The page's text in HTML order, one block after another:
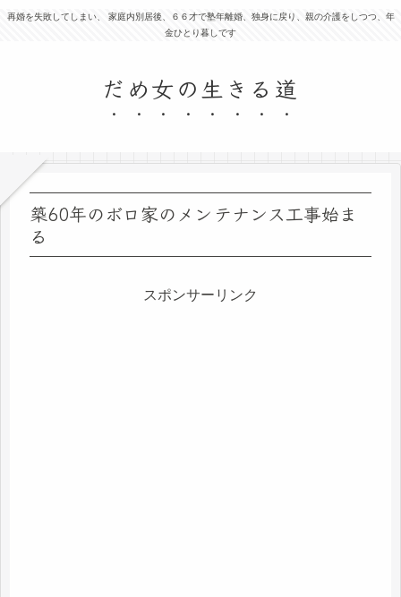
再婚を失敗してしまい、 家庭内別居後、６６才で塾年離婚、独身に戻り、親の介護をしつつ、年
金ひとり暮しです
だめ女の生きる道
築60年のボロ家のメンテナンス工事始ま
る
スポンサーリンク